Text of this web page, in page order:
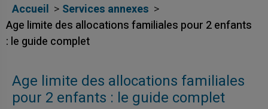
Accueil
Services annexes
Age limite des allocations familiales pour 2 enfants
: le guide complet
Age limite des allocations familiales
pour 2 enfants : le guide complet